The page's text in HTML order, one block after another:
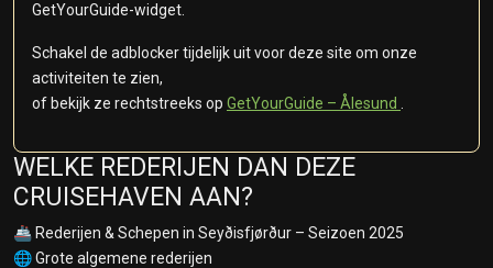
GetYourGuide-widget.
Schakel de adblocker tijdelijk uit voor deze site om onze
activiteiten te zien,
of bekijk ze rechtstreeks op GetYourGuide – Ålesund
WELKE REDERIJEN DAN DEZE
CRUISEHAVEN AAN?
🚢 Rederijen & Schepen in Seyðisfjørður – Seizoen 2025
🌐 Grote algemene rederijen